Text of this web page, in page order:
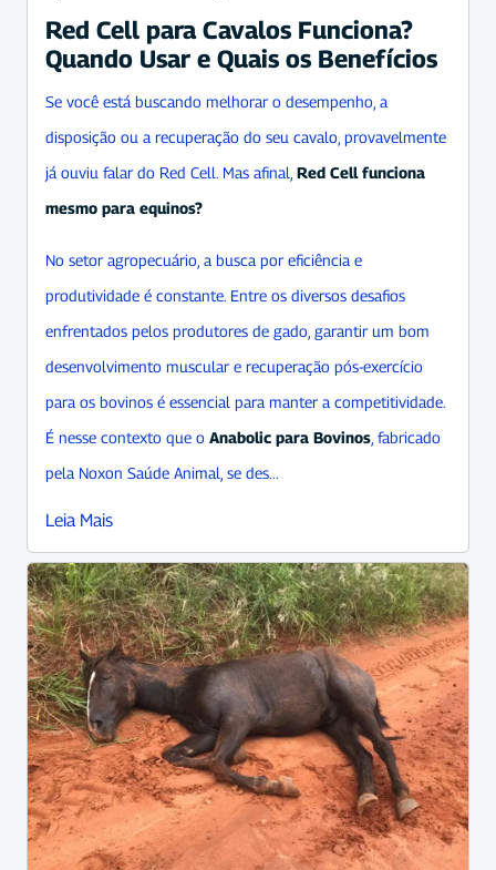
Red Cell para Cavalos Funciona?
Quando Usar e Quais os Benefícios
Se você está buscando melhorar o desempenho, a
disposição ou a recuperação do seu cavalo, provavelmente
já ouviu falar do Red Cell. Mas afinal, Red Cell funciona
mesmo para equinos?
No setor agropecuário, a busca por eficiência e
produtividade é constante. Entre os diversos desafios
enfrentados pelos produtores de gado, garantir um bom
desenvolvimento muscular e recuperação pós-exercício
para os bovinos é essencial para manter a competitividade.
É nesse contexto que o Anabolic para Bovinos , fabricado
pela Noxon Saúde Animal, se des...
Leia Mais